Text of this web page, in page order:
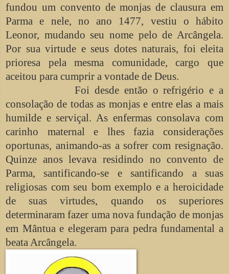
fundou um convento de monjas de clausura em
Parma e nele, no ano 1477, vestiu o hábito
Leonor, mudando seu nome pelo de Arcângela.
Por sua virtude e seus dotes naturais, foi eleita
prioresa pela mesma comunidade, cargo que
aceitou para cumprir a vontade de Deus.
Foi desde então o refrigério e a
consolação de todas as monjas e entre elas a mais
humilde e serviçal. As enfermas consolava com
carinho maternal e lhes fazia considerações
oportunas, animando-as a sofrer com resignação.
Quinze anos levava residindo no convento de
Parma, santificando-se e santificando a suas
religiosas com seu bom exemplo e a heroicidade
de suas virtudes, quando os superiores
determinaram fazer uma nova fundação de monjas
em Mântua e elegeram para pedra fundamental a
beata Arcângela.